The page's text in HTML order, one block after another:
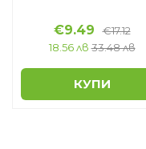
€9.49
€17.12
18.56 лв 33.48 лв
КУПИ